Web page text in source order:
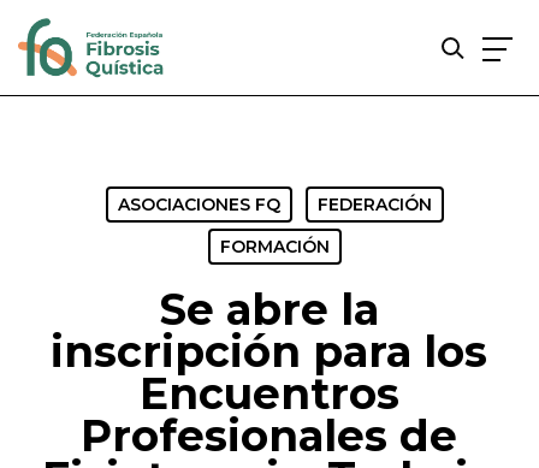
ASOCIACIONES FQ
FEDERACIÓN
FORMACIÓN
Se abre la
inscripción para los
Encuentros
Profesionales de